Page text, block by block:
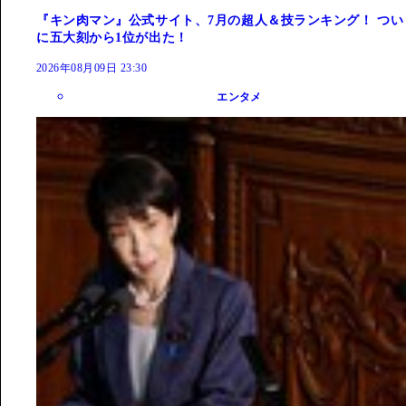
『キン肉マン』公式サイト、7月の超人＆技ランキング！ つい
に五大刻から1位が出た！
2026年08月09日 23:30
エンタメ